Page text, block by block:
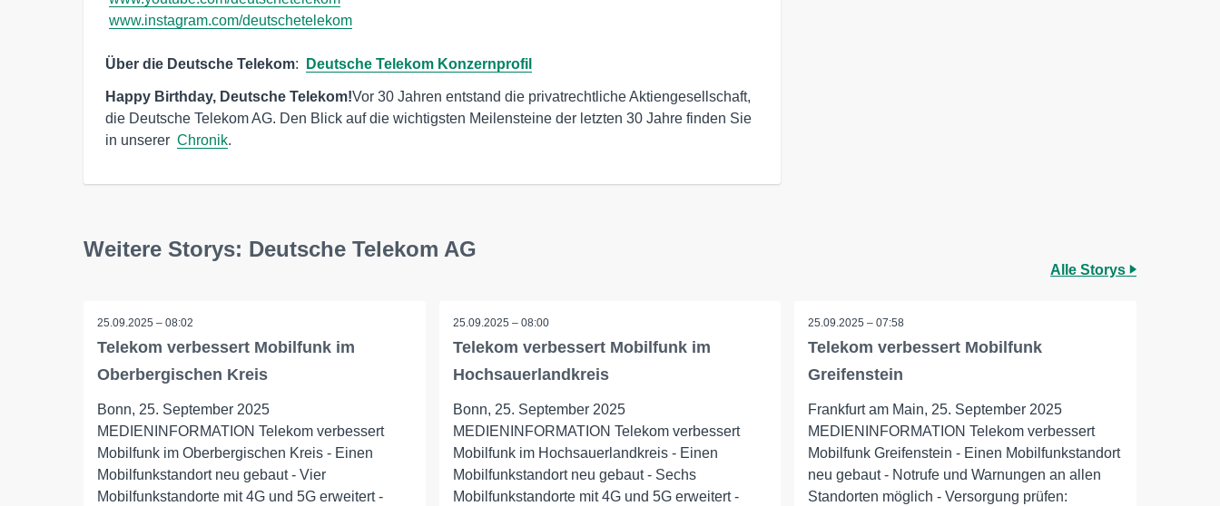
www.instagram.com/deutschetelekom
Über die Deutsche Telekom: Deutsche Telekom Konzernprofil
Happy Birthday, Deutsche Telekom!Vor 30 Jahren entstand die privatrechtliche Aktiengesellschaft,
die Deutsche Telekom AG. Den Blick auf die wichtigsten Meilensteine der letzten 30 Jahre finden Sie
in unserer Chronik.
Weitere Storys: Deutsche Telekom AG
Alle Storys
25.09.2025 – 08:02
Telekom verbessert Mobilfunk im
Oberbergischen Kreis
Bonn, 25. September 2025
MEDIENINFORMATION Telekom verbessert
Mobilfunk im Oberbergischen Kreis - Einen
Mobilfunkstandort neu gebaut - Vier
Mobilfunkstandorte mit 4G und 5G erweitert -
25.09.2025 – 08:00
Telekom verbessert Mobilfunk im
Hochsauerlandkreis
Bonn, 25. September 2025
MEDIENINFORMATION Telekom verbessert
Mobilfunk im Hochsauerlandkreis - Einen
Mobilfunkstandort neu gebaut - Sechs
Mobilfunkstandorte mit 4G und 5G erweitert -
25.09.2025 – 07:58
Telekom verbessert Mobilfunk
Greifenstein
Frankfurt am Main, 25. September 2025
MEDIENINFORMATION Telekom verbessert
Mobilfunk Greifenstein - Einen Mobilfunkstandort
neu gebaut - Notrufe und Warnungen an allen
Standorten möglich - Versorgung prüfen: